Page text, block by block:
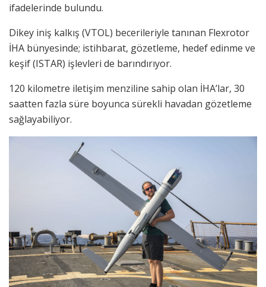
ifadelerinde bulundu.
Dikey iniş kalkış (VTOL) becerileriyle tanınan Flexrotor
İHA bünyesinde; istihbarat, gözetleme, hedef edinme ve
keşif (ISTAR) işlevleri de barındırıyor.
120 kilometre iletişim menziline sahip olan İHA’lar, 30
saatten fazla süre boyunca sürekli havadan gözetleme
sağlayabiliyor.